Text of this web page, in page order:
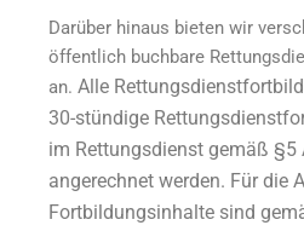
Darüber hinaus bieten wir
öffentlich buchbare
an. Alle
30-stündige
im Rettungsdienst gemäß §5
angerechnet werden. Für die
Fortbildungsinhalte sind